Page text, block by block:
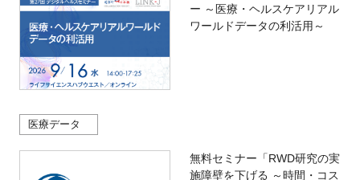
ー ～医療・ヘルスケアリアル
ワールドデータの利活用～
医療データ
無料セミナー「RWD研究の実
施障壁を下げる ～時間・コス